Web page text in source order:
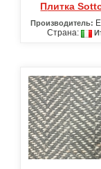
Плитка
Производитель:
Страна: